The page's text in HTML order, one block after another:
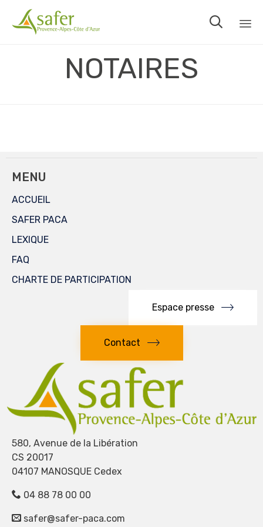

NOTAIRES
MENU
ACCUEIL
SAFER PACA
LEXIQUE
FAQ
CHARTE DE PARTICIPATION
Espace presse
Contact
580, Avenue de la Libération
CS 20017
04107 MANOSQUE Cedex
04 88 78 00 00
safer@safer-paca.com